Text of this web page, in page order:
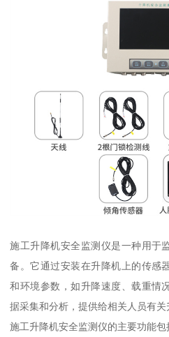
施工升降机安全监测仪是一种用于
备。它通过安装在升降机上的传感
和环境参数，如升降速度、载重情
据采集和分析，提供给相关人员有关
施工升降机安全监测仪的主要功能包